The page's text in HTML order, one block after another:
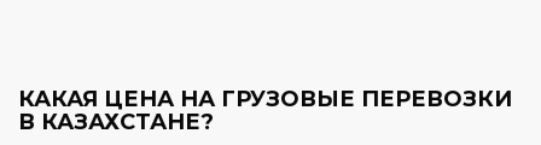
КАКАЯ ЦЕНА НА ГРУЗОВЫЕ ПЕРЕВОЗКИ
В КАЗАХСТАНЕ?